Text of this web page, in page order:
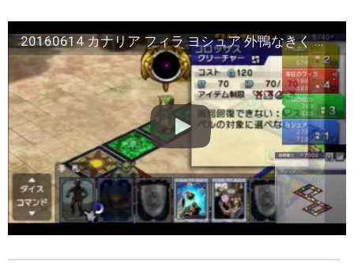
20160614 カナリア フィラ ヨシュア 外鴨なきく なのなの